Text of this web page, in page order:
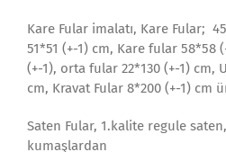
Kare Fular imalatı, Kare Fular;
51*51 (+-1) cm, Kare fular 58*58
(+-1), orta fular 22*130 (+-1) cm,
cm, Kravat Fular 8*200 (+-1) cm
Saten Fular, 1.kalite regule
kumaşlardan